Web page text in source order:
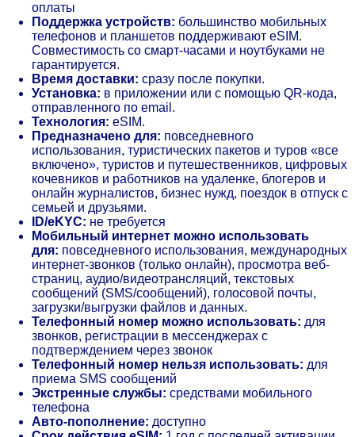
оплаты
Поддержка устройств: большинство мобильных
телефонов и планшетов поддерживают eSIM.
Совместимость со смарт-часами и ноутбуками не
гарантируется.
Время доставки: сразу после покупки.
Установка: в приложении или с помощью QR-кода,
отправленного по email.
Технология: eSIM.
Предназначено для: повседневного
использования, туристических пакетов и туров «все
включено», туристов и путешественников, цифровых
кочевников и работников на удаленке, блогеров и
онлайн журналистов, бизнес нужд, поездок в отпуск с
семьей и друзьями.
ID/eKYC: не требуется
Мобильный интернет можно использовать
для: повседневного использования, международных
интернет-звонков (только онлайн), просмотра веб-
страниц, аудио/видеотрансляций, текстовых
сообщений (SMS/сообщений), голосовой почты,
загрузки/выгрузки файлов и данных.
Телефонный номер можно использовать: для
звонков, регистрации в мессенджерах с
подтверждением через звонок
Телефонный номер нельзя использовать: для
приема SMS сообщений
Экстренные службы: средствами мобильного
телефона
Авто-пополнение: доступно